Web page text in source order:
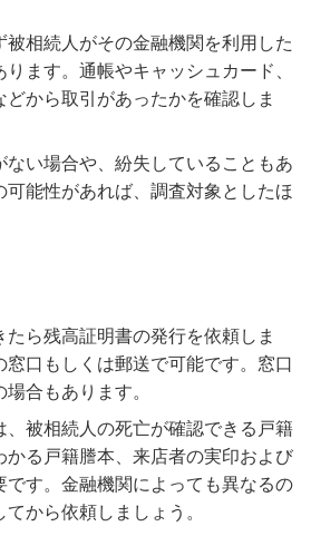
相続人がその金融機関を利用した
ます。通帳やキャッシュカード、
から取引があったかを確認しま
ない場合や、紛失していることもあ
可能性があれば、調査対象としたほ
ら残高証明書の発行を依頼しま
口もしくは郵送で可能です。窓口
合もあります。
、被相続人の死亡が確認できる戸籍
かる戸籍謄本、来店者の実印および
です。金融機関によっても異なるの
から依頼しましょう。